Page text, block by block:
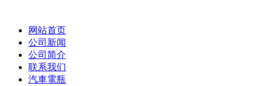
网站首页
公司新闻
公司简介
联系我们
汽車電瓶